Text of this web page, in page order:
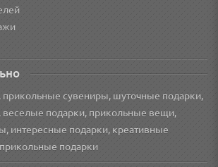
прикольные сувениры, шуточные подарки,
подарки, прикольные вещи,
интересные подарки, креативные
подарки